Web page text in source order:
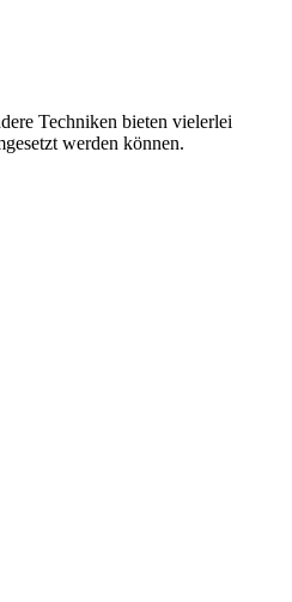
Techniken bieten vielerlei
werden können.